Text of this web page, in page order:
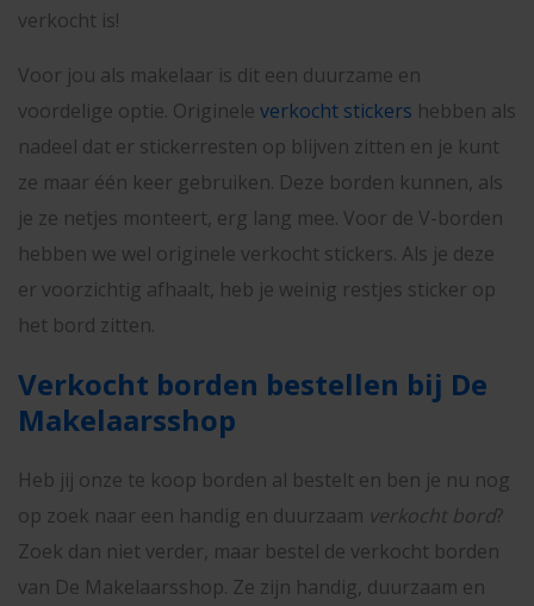
verkocht is!
Voor jou als makelaar is dit een duurzame en
voordelige optie. Originele verkocht stickers hebben als
nadeel dat er stickerresten op blijven zitten en je kunt
ze maar één keer gebruiken. Deze borden kunnen, als
je ze netjes monteert, erg lang mee. Voor de V-borden
hebben we wel originele verkocht stickers. Als je deze
er voorzichtig afhaalt, heb je weinig restjes sticker op
het bord zitten.
Verkocht borden bestellen bij De
Makelaarsshop
Heb jij onze te koop borden al bestelt en ben je nu nog
op zoek naar een handig en duurzaam verkocht bord?
Zoek dan niet verder, maar bestel de verkocht borden
van De Makelaarsshop. Ze zijn handig, duurzaam en